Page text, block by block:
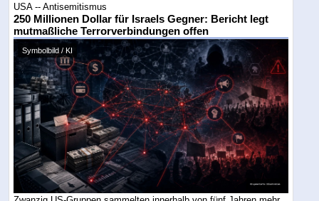
USA -- Antisemitismus
250 Millionen Dollar für Israels Gegner: Bericht legt
mutmaßliche Terrorverbindungen offen
Symbolbild / KI